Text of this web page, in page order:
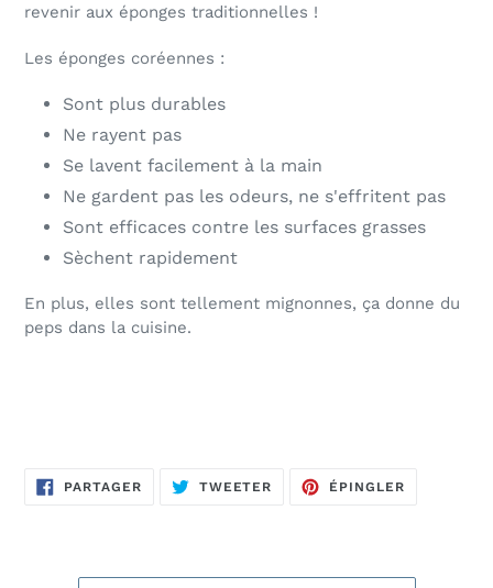
revenir aux éponges traditionnelles !
Les éponges coréennes :
Sont plus durables
Ne rayent pas
Se lavent facilement à la main
Ne gardent pas les odeurs, ne s'effritent pas
Sont efficaces contre les surfaces grasses
Sèchent rapidement
En plus, elles sont tellement mignonnes, ça donne du
peps dans la cuisine.
PARTAGERPARTAGERTWEETER TWEETERÉPINGLER